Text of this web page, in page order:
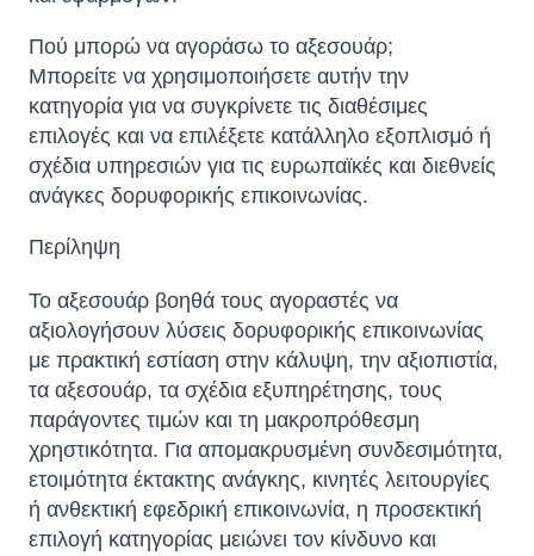
Πού μπορώ να αγοράσω το αξεσουάρ;
Μπορείτε να χρησιμοποιήσετε αυτήν την
κατηγορία για να συγκρίνετε τις διαθέσιμες
επιλογές και να επιλέξετε κατάλληλο εξοπλισμό ή
σχέδια υπηρεσιών για τις ευρωπαϊκές και διεθνείς
ανάγκες δορυφορικής επικοινωνίας.
Περίληψη
Το αξεσουάρ βοηθά τους αγοραστές να
αξιολογήσουν λύσεις δορυφορικής επικοινωνίας
με πρακτική εστίαση στην κάλυψη, την αξιοπιστία,
τα αξεσουάρ, τα σχέδια εξυπηρέτησης, τους
παράγοντες τιμών και τη μακροπρόθεσμη
χρηστικότητα. Για απομακρυσμένη συνδεσιμότητα,
ετοιμότητα έκτακτης ανάγκης, κινητές λειτουργίες
ή ανθεκτική εφεδρική επικοινωνία, η προσεκτική
επιλογή κατηγορίας μειώνει τον κίνδυνο και
Sophie
Online — typically replies instantly